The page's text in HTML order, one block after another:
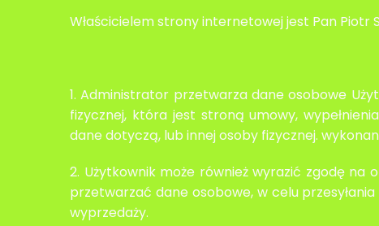
Właścicielem strony internetowej jest Pan Piotr
1. Administrator przetwarza dane osobowe
fizycznej, która jest stroną umowy,
dane dotyczą, lub innej osoby fizycznej.
2. Użytkownik może również wyrazić zgodę
przetwarzać dane osobowe, w celu
wyprzedaży.